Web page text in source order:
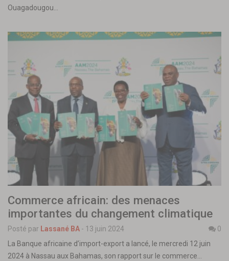
Ouagadougou…
Commerce africain: des menaces
importantes du changement climatique
Posté par Lassané BA - 13 juin 2024
0
La Banque africaine d’import-export a lancé, le mercredi 12 juin
2024 à Nassau aux Bahamas, son rapport sur le commerce…